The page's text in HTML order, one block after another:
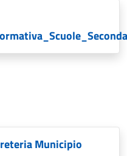
Municipio